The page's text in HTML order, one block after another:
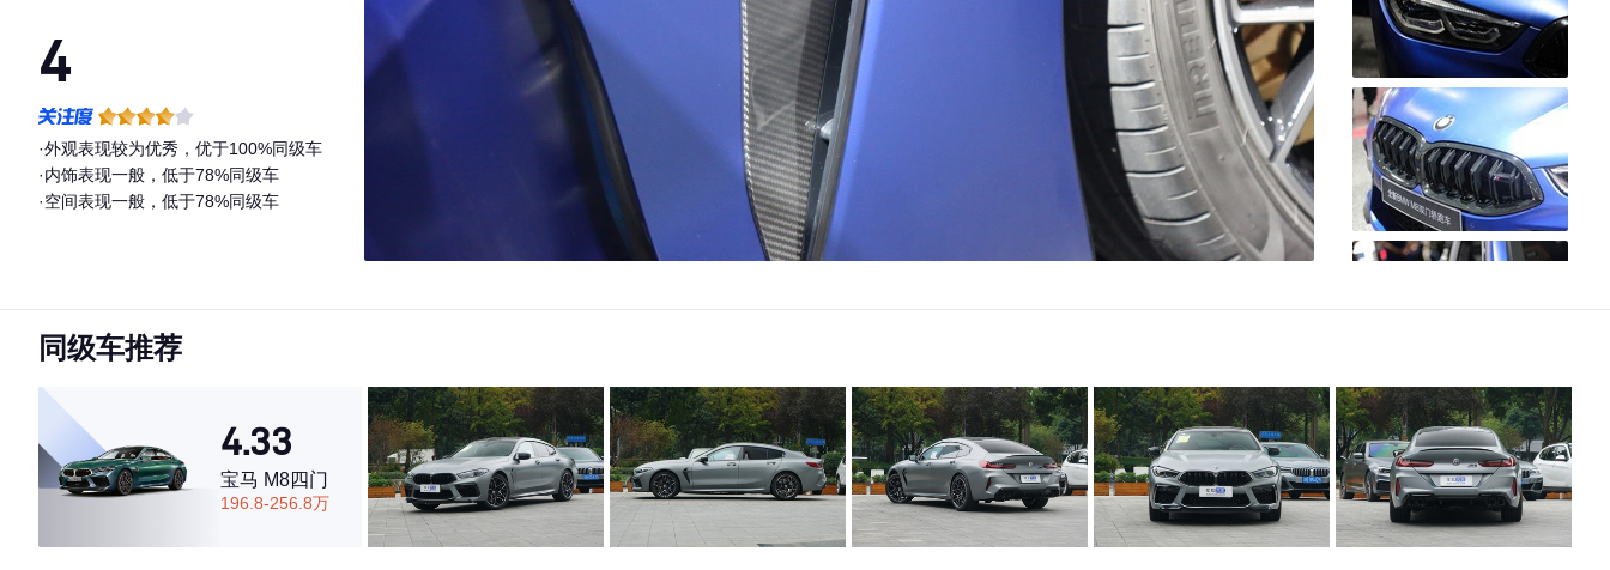
4
·外观表现较为优秀，优于100%同级车
·内饰表现一般，低于78%同级车
·空间表现一般，低于78%同级车
同级车推荐
4.33
宝马 M8四门
196.8-256.8万